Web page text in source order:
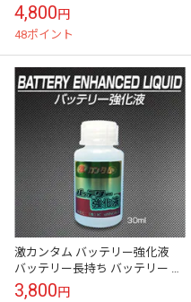
けで電流活性化！ 燃費向上、
耐久性・パワーアップグリース
4,800円
48ポイント
激カンタム バッテリー強化液
バッテリー長持ち バッテリー 補
強 燃費向上 燃費改善 低燃費車
3,800円